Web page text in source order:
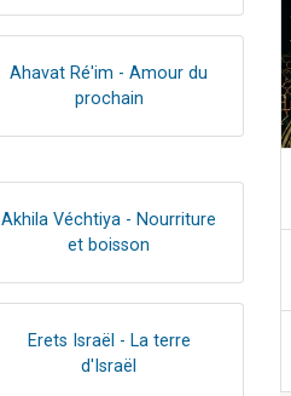
Ahavat Ré'im - Amour du
prochain
Akhila Véchtiya - Nourriture
et boisson
Erets Israël - La terre
d'Israël